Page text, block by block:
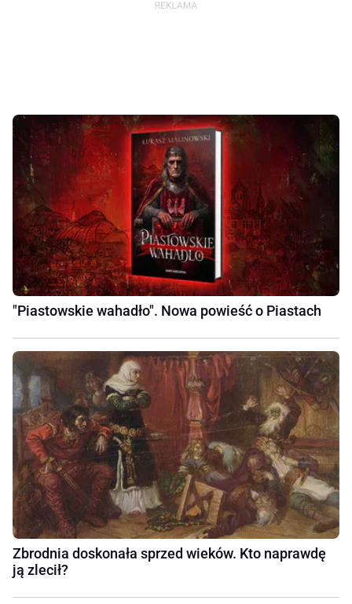
"Piastowskie wahadło". Nowa powieść o Piastach
Zbrodnia doskonała sprzed wieków. Kto naprawdę
ją zlecił?